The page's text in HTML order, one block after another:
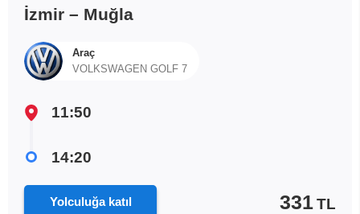
İzmir – Muğla
Araç
VOLKSWAGEN GOLF 7
11:50
14:20
Yolculuğa katıl 331TL